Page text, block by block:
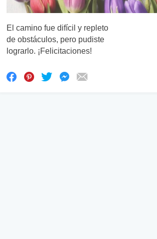
El camino fue difícil y repleto
de obstáculos, pero pudiste
lograrlo. ¡Felicitaciones!